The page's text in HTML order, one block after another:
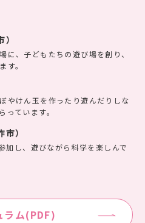
に、子どもたちの遊び場を創り、
す。
やけん玉を作ったり遊んだりしな
っています。
）
加し、遊びながら科学を楽しんで
ラム(PDF)